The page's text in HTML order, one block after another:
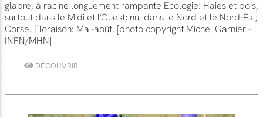
glabre, à racine longuement rampante Écologie: Haies et bois,
surtout dans le Midi et l'Ouest; nul dans le Nord et le Nord-Est;
Corse. Floraison: Mai-août. [photo copyright Michel Garnier -
INPN/MHN]
DÉCOUVRIR